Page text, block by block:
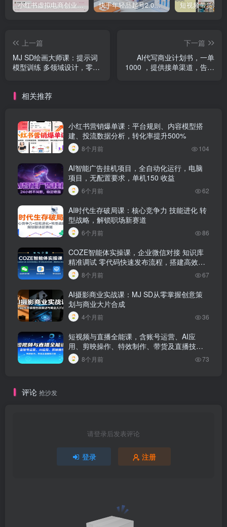
小红书虚拟电商创业课，系统拆解选品-内容-流量-变现，实现零成本变现 快手年轻品起号2.0：养号选品，剪辑封面，投流技巧，从0到爆单全流程
上一篇
MJ SD绘画大师课：提示词
模型训练 多领域设计，零基
下一篇
AI代写商业计划书，一单
1000 ，提供接单渠道，告别
相关推荐
小红书营销爆单课：平台规则、内容模型搭
建、投流数据分析，转化率提升500%
8个月前 104
AI智能广告挂机项目，全自动化运行，电脑
项目，无配置要求，单机150 收益
6个月前 62
AI时代生存破局课：核心竞争力 技能进化 转
型战略，解锁职场新赛道
6个月前 86
COZE智能体实操课，企业微信对接 知识库
精准调试 零代码快速发布流程，搭建高效AI
系统8个月前 67
AI摄影商业实战课：MJ SD从零掌握创意策
划与商业大片合成
4个月前 36
短视频与直播全能课，含账号运营、AI应
用、剪映操作、特效制作、带货及直播技巧
等
8个月前 73
评论 抢沙发
请登录后发表评论
登录 注册